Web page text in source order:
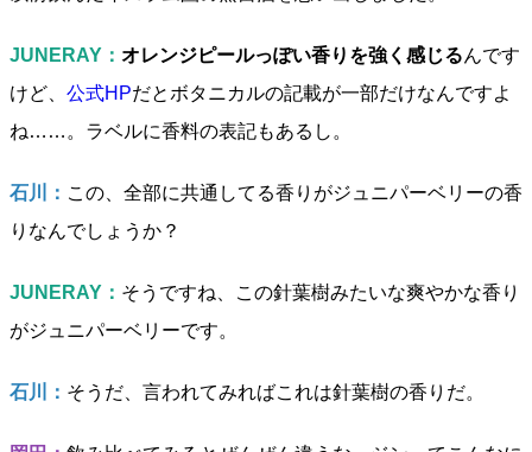
JUNERAY： オレンジピールっぽい香りを強く感じるんです
けど、 公式HPだとボタニカルの記載が一部だけなんですよ
ね……。ラベルに香料の表記もあるし。
石川： この、全部に共通してる香りがジュニパーベリーの香
りなんでしょうか？
JUNERAY： そうですね、この針葉樹みたいな爽やかな香り
がジュニパーベリーです。
石川： そうだ、言われてみればこれは針葉樹の香りだ。